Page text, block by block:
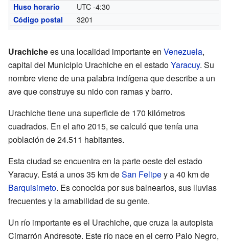
Huso horario UTC -4:30
Código postal 3201
Urachichees una localidad importante en Venezuela,
capital del Municipio Urachiche en el estadoYaracuy. Su
nombre viene de una palabra indígena que describe a un
ave que construye su nido con ramas y barro.
Urachiche tiene una superficie de 170 kilómetros
cuadrados. En el año 2015, se calculó que tenía una
población de 24.511 habitantes.
Esta ciudad se encuentra en la parte oeste del estado
Yaracuy. Está a unos 35 km deSan Felipey a 40 km de
Barquisimeto. Es conocida por sus balnearios, sus lluvias
frecuentes y la amabilidad de su gente.
Un río importante es el Urachiche, que cruza la autopista
Cimarrón Andresote. Este río nace en el cerro Palo Negro,